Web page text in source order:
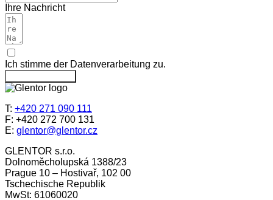
Ihre Nachricht
Ich stimme der Datenverarbeitung zu.
T: +420 271 090 111
F: +420 272 700 131
E: glentor@glentor.cz
GLENTOR s.r.o.
Dolnoměcholupská 1388/23
Prague 10 – Hostivař, 102 00
Tschechische Republik
MwSt: 61060020